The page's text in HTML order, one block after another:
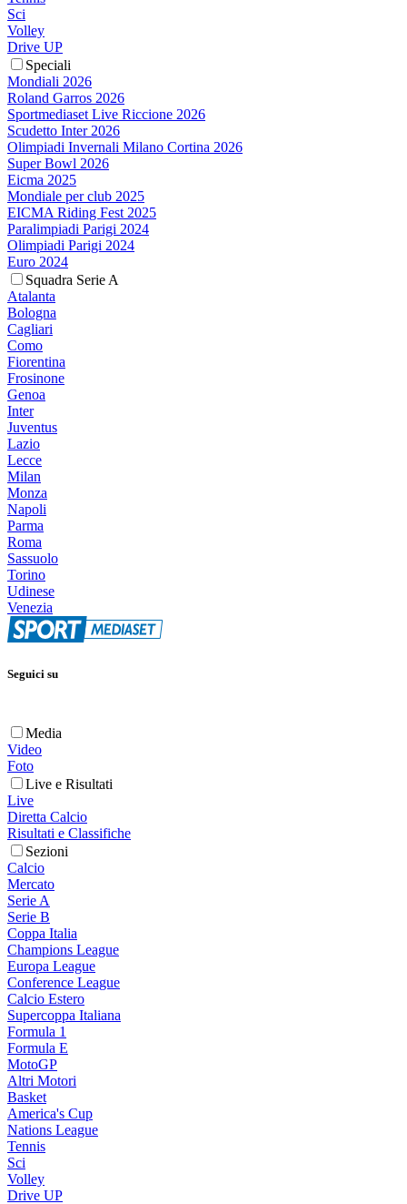
Sci
Volley
Drive UP
Speciali
Mondiali 2026
Roland Garros 2026
Sportmediaset Live Riccione 2026
Scudetto Inter 2026
Olimpiadi Invernali Milano Cortina 2026
Super Bowl 2026
Eicma 2025
Mondiale per club 2025
EICMA Riding Fest 2025
Paralimpiadi Parigi 2024
Olimpiadi Parigi 2024
Euro 2024
Squadra Serie A
Atalanta
Bologna
Cagliari
Como
Fiorentina
Frosinone
Genoa
Inter
Juventus
Lazio
Lecce
Milan
Monza
Napoli
Parma
Roma
Sassuolo
Torino
Udinese
Venezia
Seguici su
Media
Video
Foto
Live e Risultati
Live
Diretta Calcio
Risultati e Classifiche
Sezioni
Calcio
Mercato
Serie A
Serie B
Coppa Italia
Champions League
Europa League
Conference League
Calcio Estero
Supercoppa Italiana
Formula 1
Formula E
MotoGP
Altri Motori
Basket
America's Cup
Nations League
Tennis
Sci
Volley
Drive UP